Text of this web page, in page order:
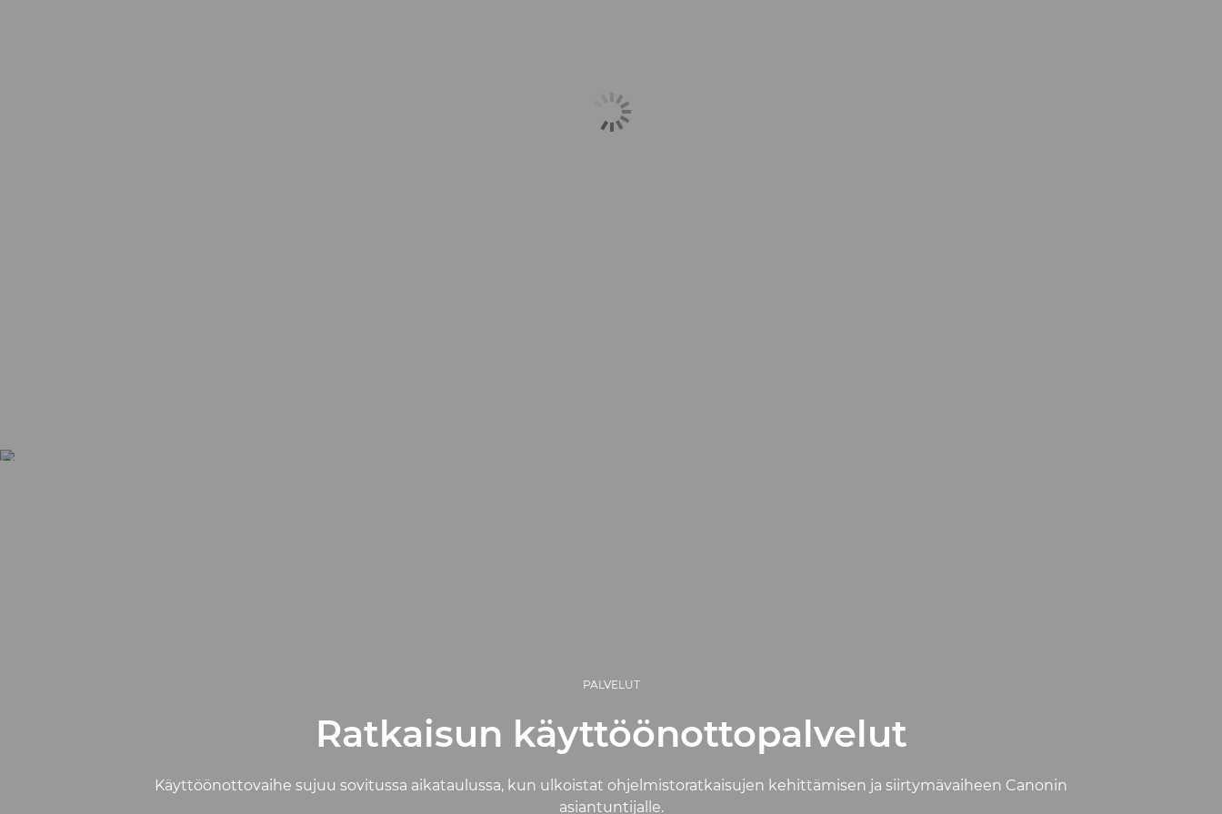
PALVELUT
Ratkaisun käyttöönottopalvelut
Käyttöönottovaihe sujuu sovitussa aikataulussa, kun ulkoistat ohjelmistoratkaisujen kehittämisen ja siirtymävaiheen Canonin
asiantuntijalle.